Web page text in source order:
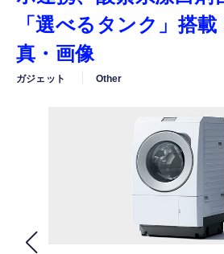
ゲーム
公式ストア
FOLLOW US
「選べるタンク」搭
真・画像
ガジェット Other